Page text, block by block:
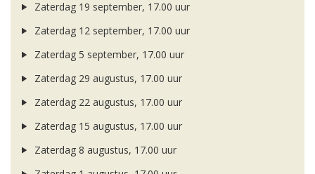
Zaterdag 19 september, 17.00 uur
Zaterdag 12 september, 17.00 uur
Zaterdag 5 september, 17.00 uur
Zaterdag 29 augustus, 17.00 uur
Zaterdag 22 augustus, 17.00 uur
Zaterdag 15 augustus, 17.00 uur
Zaterdag 8 augustus, 17.00 uur